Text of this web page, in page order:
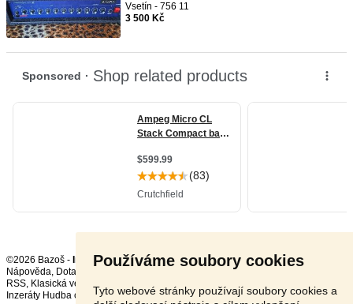
Používáme soubory cookies
Tyto webové stránky používají soubory cookies a
Vsetín - 756 11
3 500 Kč
©2026 Bazoš - Inzerce, Bazar
Nápověda, Dotazy Podmínky
RSS,
Inzeráty Hudba celkem:18829, za 24 hodin: 510